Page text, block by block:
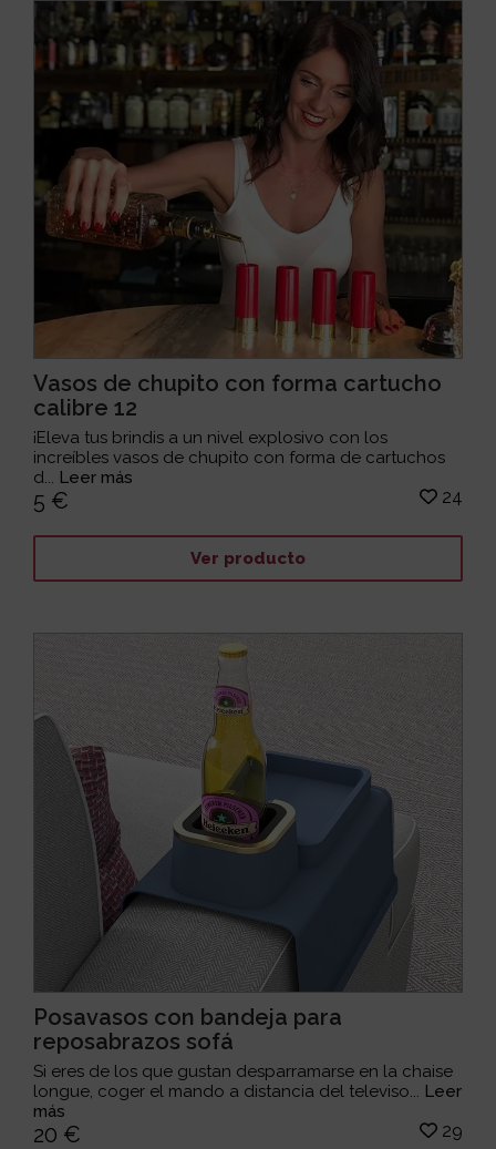
Vasos de chupito con forma cartucho
calibre 12
¡Eleva tus brindis a un nivel explosivo con los
increíbles vasos de chupito con forma de cartuchos
d... Leer más
5 € 24
Ver producto
Posavasos con bandeja para
reposabrazos sofá
Si eres de los que gustan desparramarse en la chaise
longue, coger el mando a distancia del televiso... Leer
más
20 € 29